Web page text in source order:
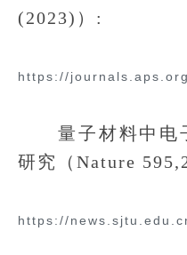
(2023)）:
https://
量子材料中电
研究（Nature
https://